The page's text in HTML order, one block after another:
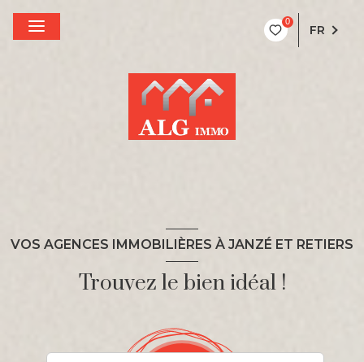
0
FR
VOS AGENCES IMMOBILIÈRES À JANZÉ ET RETIERS
Trouvez le bien idéal !